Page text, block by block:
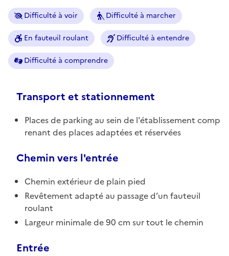
Difficulté à voir Difficulté à marcher
En fauteuil roulant Difficulté à entendre
Difficulté à comprendre
Transport et stationnement
Places de parking au sein de l'établissement comp
renant des places adaptées et réservées
Chemin vers l'entrée
Chemin extérieur de plain pied
Revêtement adapté au passage d’un fauteuil
roulant
Largeur minimale de 90 cm sur tout le chemin
Entrée